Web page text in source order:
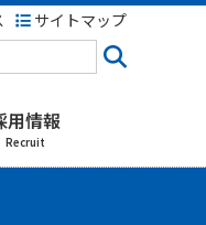
用情報
Recruit
サイトマップ